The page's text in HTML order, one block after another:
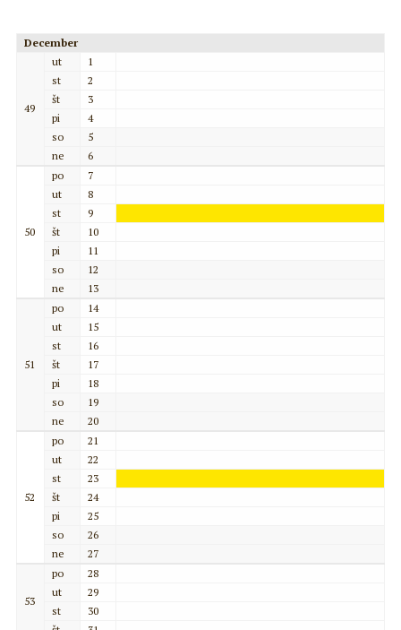
December
49
ut
1
st
2
št
3
pi
4
so
5
ne
6
50
po
7
ut
8
st
9
št
10
pi
11
so
12
ne
13
51
po
14
ut
15
st
16
št
17
pi
18
so
19
ne
20
52
po
21
ut
22
st
23
št
24
pi
25
so
26
ne
27
53
po
28
ut
29
st
30